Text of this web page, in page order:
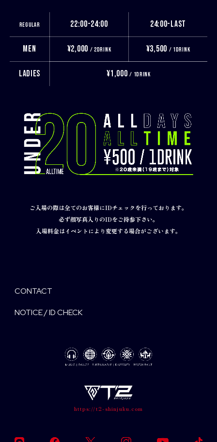
REGULAR 22:00-24:00 24:00-LAST
MEN ¥2,000 / 2DRINK ¥3,500 / 1DRINK
LADIES ¥1,000/ 1DRINK
ご入場の際は全てのお客様にIDチェックを行っております。
必ず顔写真入りのIDをご持参下さい。
入場料金はイベントにより変更する場合がございます。
CONTACT
NOTICE / ID CHECK
https://t2-shinjuku.com